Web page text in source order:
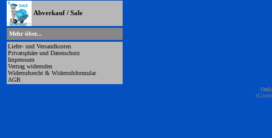
Abverkauf / Sale
Mehr über...
Liefer- und Versandkosten
Privatsphäre und Datenschutz
Impressum
Vertrag widerrufen
Widerrufsrecht & Widerrufsformular
AGB